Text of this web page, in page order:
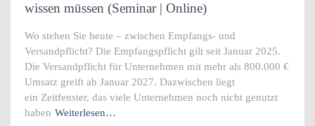
wissen müssen (Seminar | Online)
Wo stehen Sie heute – zwischen Empfangs- und
Versandpflicht? Die Empfangspflicht gilt seit Januar 2025.
Die Versandpflicht für Unternehmen mit mehr als 800.000 €
Umsatz greift ab Januar 2027. Dazwischen liegt
ein Zeitfenster, das viele Unternehmen noch nicht genutzt
haben Weiterlesen…